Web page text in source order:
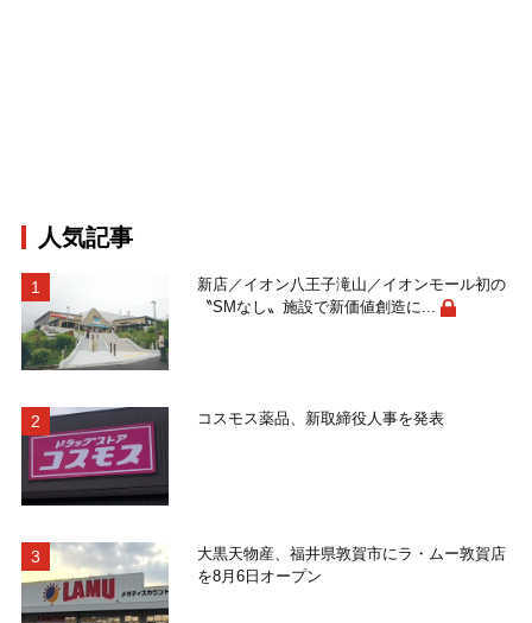
人気記事
新店／イオン八王子滝山／イオンモール初の
〝SMなし〟施設で新価値創造に...
コスモス薬品、新取締役人事を発表
大黒天物産、福井県敦賀市にラ・ムー敦賀店
を8月6日オープン